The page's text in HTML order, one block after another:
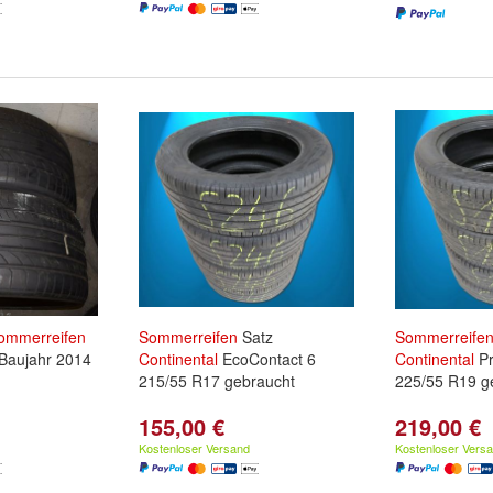
2014
Sommerreifen Satz
Continental EcoContact 6
215/55 R17 gebraucht
155,00 €
Kostenloser Versand
Sommerreifen
Continental
225/55 R19
219,00 €
Kostenloser